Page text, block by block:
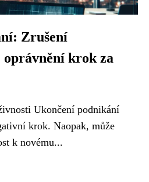
Zrušení
oprávnění krok za
Ukončení podnikání
krok. Naopak, může
k novému...